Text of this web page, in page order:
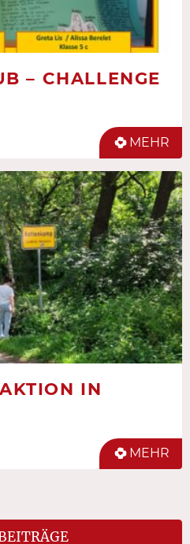
– CHALLENGE
MEHR
IN
MEHR